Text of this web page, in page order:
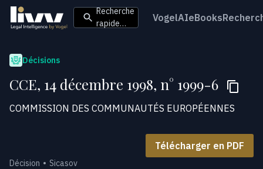
Recherche
rapide…
VogelAIeBooks
Décisions
CCE, 14 décembre 1998, n° 1999-6
COMMISSION DES COMMUNAUTÉS EUROPÉENNES
Télécharger en PDF
Décision Sicasov